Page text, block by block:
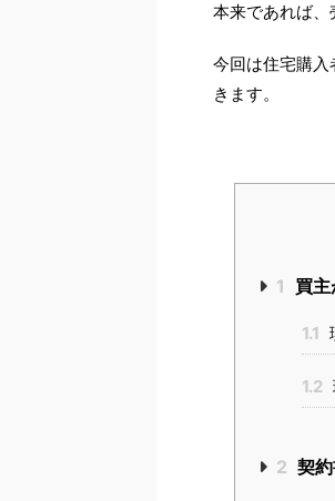
本来であれば、
今回は住宅購
きます。
1 買
1.1
1.2
2 契